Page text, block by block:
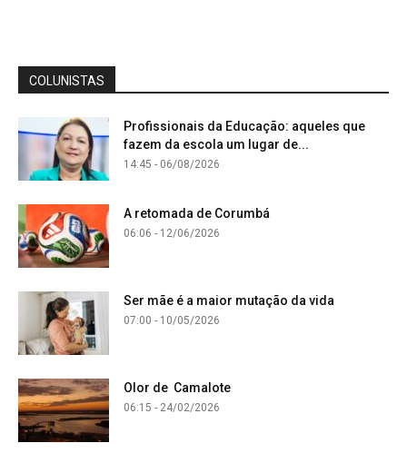
COLUNISTAS
Profissionais da Educação: aqueles que
fazem da escola um lugar de...
14:45 - 06/08/2026
A retomada de Corumbá
06:06 - 12/06/2026
Ser mãe é a maior mutação da vida
07:00 - 10/05/2026
Olor de Camalote
06:15 - 24/02/2026